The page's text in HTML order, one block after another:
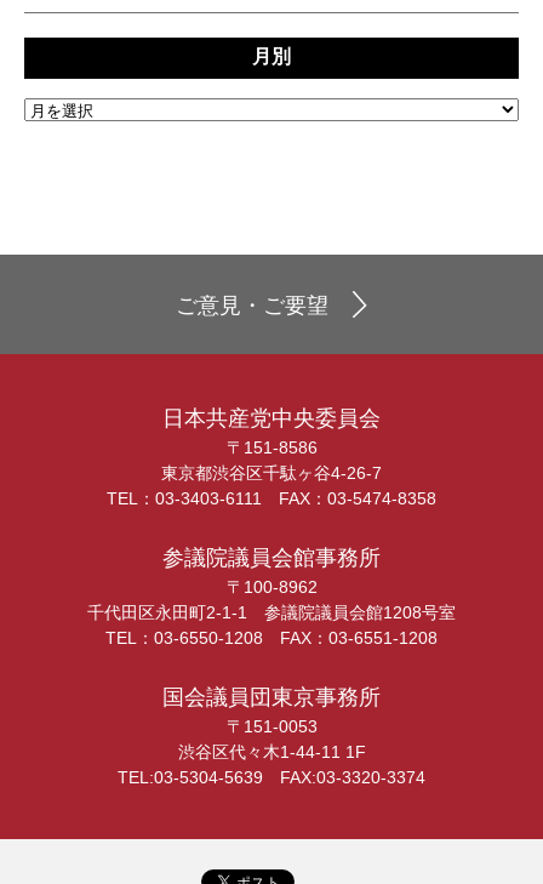
月別
ご意見・ご要望
日本共産党中央委員会
〒151-8586
東京都渋谷区千駄ヶ谷4-26-7
TEL：03-3403-6111 FAX：03-5474-8358
参議院議員会館事務所
〒100-8962
千代田区永田町2-1-1 参議院議員会館1208号室
TEL：03-6550-1208 FAX：03-6551-1208
国会議員団東京事務所
〒151-0053
渋谷区代々木1-44-11 1F
TEL:03-5304-5639 FAX:03-3320-3374